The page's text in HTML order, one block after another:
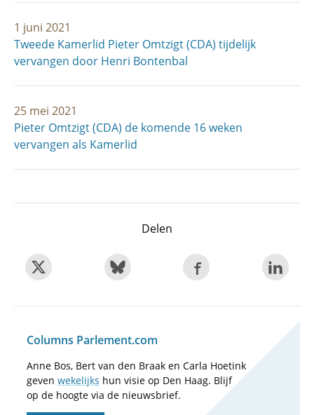
1 juni 2021
Tweede Kamerlid Pieter Omtzigt (CDA) tijdelijk
vervangen door Henri Bontenbal
25 mei 2021
Pieter Omtzigt (CDA) de komende 16 weken
vervangen als Kamerlid
Delen
Columns Parlement.com
Anne Bos, Bert van den Braak en Carla Hoetink
geven wekelijks hun visie op Den Haag. Blijf
op de hoogte via de nieuwsbrief.